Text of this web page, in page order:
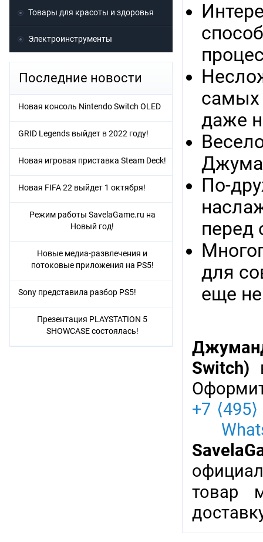
самых
даже
По-
перед
для
еще
Switch)
+7
товар
Товары для красоты и здоровья
Электроинструменты
Последние новости
Новая консоль Nintendo Switch OLED
GRID Legends выйдет в 2022 году!
Новая игровая приставка Steam Deck!
Новая FIFA 22 выйдет 1 октября!
Режим работы SavelaGame.ru на
Новый год!
Новые медиа-развлечения и
потоковые приложения на PS5!
Sony представила разбор PS5!
Презентация PLAYSTATION 5
SHOWCASE состоялась!